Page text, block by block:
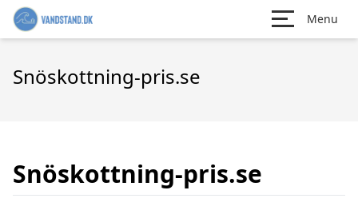
Menu
Snöskottning-pris.se
Snöskottning-pris.se